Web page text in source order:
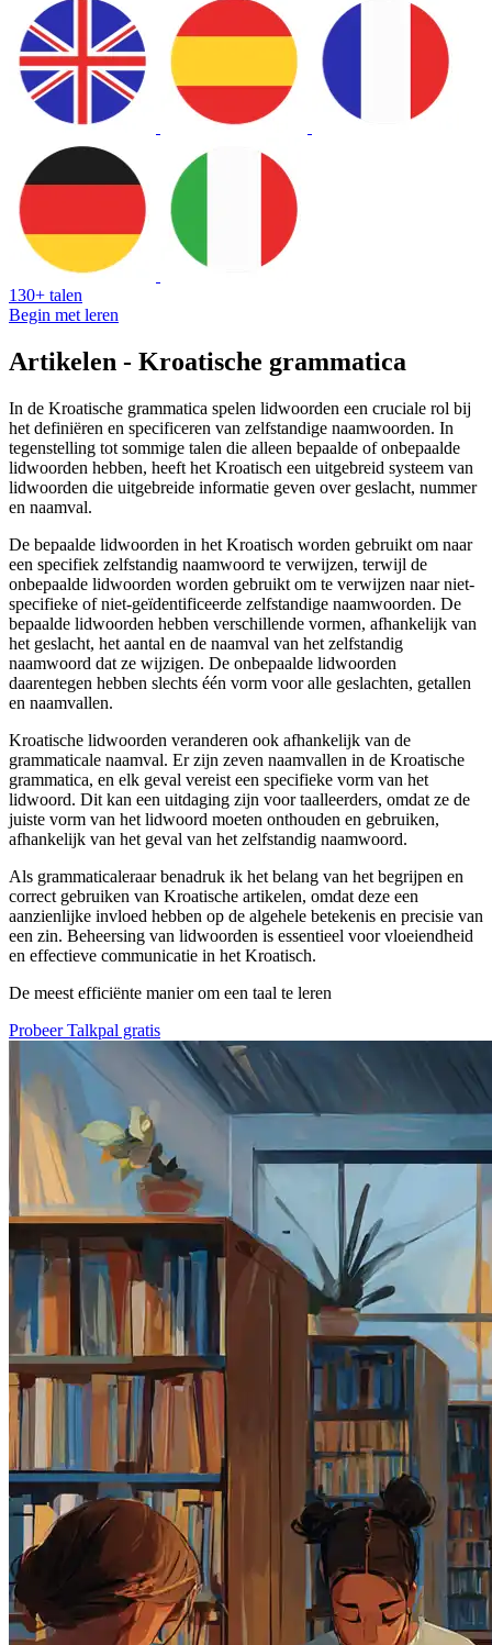
130+ talen
Begin met leren
Artikelen - Kroatische grammatica
In de Kroatische grammatica spelen lidwoorden een cruciale rol bij
het definiëren en specificeren van zelfstandige naamwoorden. In
tegenstelling tot sommige talen die alleen bepaalde of onbepaalde
lidwoorden hebben, heeft het Kroatisch een uitgebreid systeem van
lidwoorden die uitgebreide informatie geven over geslacht, nummer
en naamval.
De bepaalde lidwoorden in het Kroatisch worden gebruikt om naar
een specifiek zelfstandig naamwoord te verwijzen, terwijl de
onbepaalde lidwoorden worden gebruikt om te verwijzen naar niet-
specifieke of niet-geïdentificeerde zelfstandige naamwoorden. De
bepaalde lidwoorden hebben verschillende vormen, afhankelijk van
het geslacht, het aantal en de naamval van het zelfstandig
naamwoord dat ze wijzigen. De onbepaalde lidwoorden
daarentegen hebben slechts één vorm voor alle geslachten, getallen
en naamvallen.
Kroatische lidwoorden veranderen ook afhankelijk van de
grammaticale naamval. Er zijn zeven naamvallen in de Kroatische
grammatica, en elk geval vereist een specifieke vorm van het
lidwoord. Dit kan een uitdaging zijn voor taalleerders, omdat ze de
juiste vorm van het lidwoord moeten onthouden en gebruiken,
afhankelijk van het geval van het zelfstandig naamwoord.
Als grammaticaleraar benadruk ik het belang van het begrijpen en
correct gebruiken van Kroatische artikelen, omdat deze een
aanzienlijke invloed hebben op de algehele betekenis en precisie van
een zin. Beheersing van lidwoorden is essentieel voor vloeiendheid
en effectieve communicatie in het Kroatisch.
De meest efficiënte manier om een taal te leren
Probeer Talkpal gratis